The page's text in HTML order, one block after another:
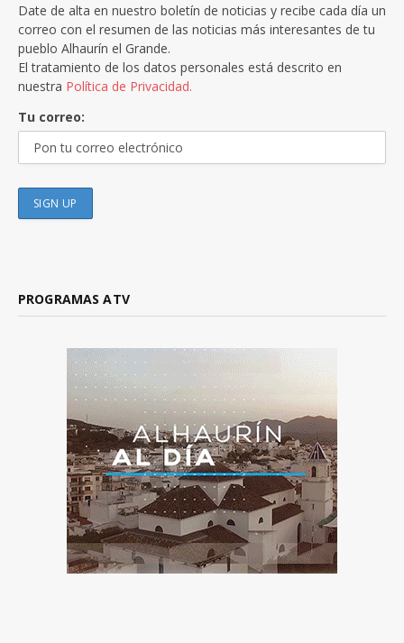
Date de alta en nuestro boletín de noticias y recibe cada día un
correo con el resumen de las noticias más interesantes de tu
pueblo Alhaurín el Grande.
El tratamiento de los datos personales está descrito en
nuestra Política de Privacidad.
Tu correo:
PROGRAMAS ATV